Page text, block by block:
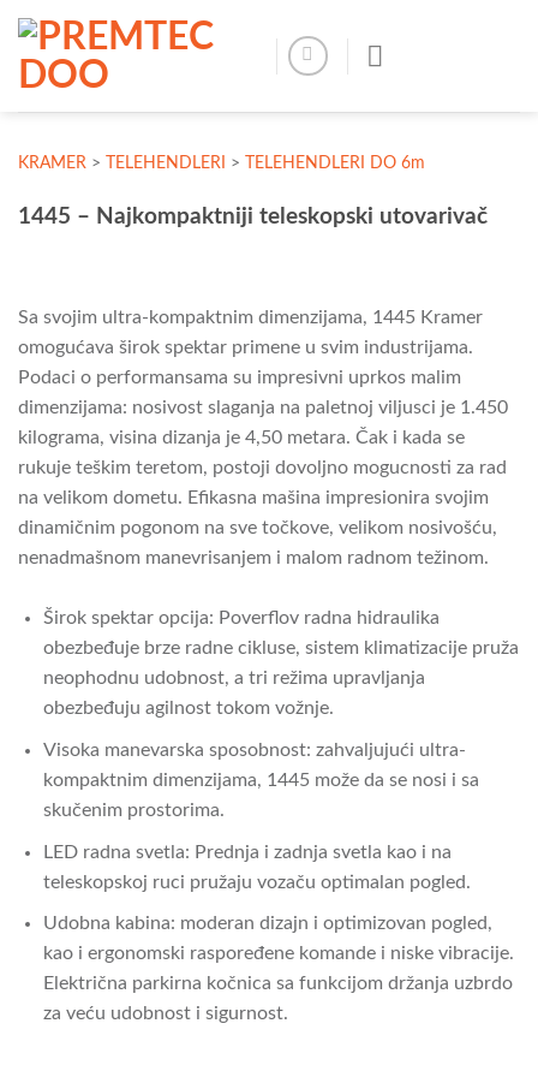
content
KRAMER > TELEHENDLERI > TELEHENDLERI DO 6m
1445 – Najkompaktniji teleskopski utovarivač
Sa svojim ultra-kompaktnim dimenzijama, 1445 Kramer
omogućava širok spektar primene u svim industrijama.
Podaci o performansama su impresivni uprkos malim
dimenzijama: nosivost slaganja na paletnoj viljusci je 1.450
kilograma, visina dizanja je 4,50 metara. Čak i kada se
rukuje teškim teretom, postoji dovoljno mogucnosti za rad
na velikom dometu. Efikasna mašina impresionira svojim
dinamičnim pogonom na sve točkove, velikom nosivošću,
nenadmašnom manevrisanjem i malom radnom težinom.
Širok spektar opcija: Poverflov radna hidraulika
obezbeđuje brze radne cikluse, sistem klimatizacije pruža
neophodnu udobnost, a tri režima upravljanja
obezbeđuju agilnost tokom vožnje.
Visoka manevarska sposobnost: zahvaljujući ultra-
kompaktnim dimenzijama, 1445 može da se nosi i sa
skučenim prostorima.
LED radna svetla: Prednja i zadnja svetla kao i na
teleskopskoj ruci pružaju vozaču optimalan pogled.
Udobna kabina: moderan dizajn i optimizovan pogled,
kao i ergonomski raspoređene komande i niske vibracije.
Električna parkirna kočnica sa funkcijom držanja uzbrdo
za veću udobnost i sigurnost.